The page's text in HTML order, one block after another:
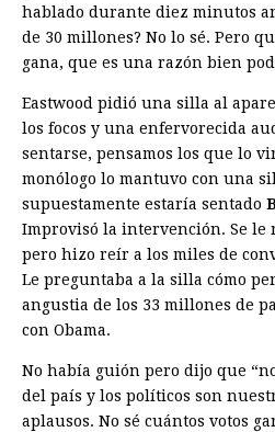
hablado durante diez minutos
de 30 millones? No lo sé. Pero
gana, que es una razón bien
Eastwood pidió una silla al
los focos y una enfervorecida
sentarse, pensamos los que lo
monólogo lo mantuvo con una
supuestamente estaría sentado
Improvisó la intervención. Se le
pero hizo reír a los miles de
Le preguntaba a la silla cómo
angustia de los 33 millones de
con Obama.
No había guión pero dijo que
del país y los políticos son
aplausos. No sé cuántos votos